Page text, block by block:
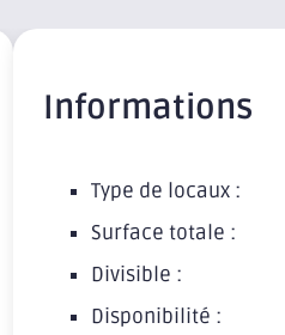
Informations
Type de locaux :
Surface totale :
Divisible :
Disponibilité :